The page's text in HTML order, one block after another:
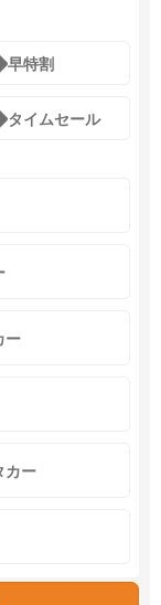
早特割
タイムセール
ー
カー